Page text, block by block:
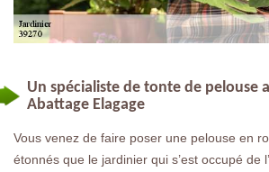
Un spécialiste de tonte de pelouse
Abattage Elagage
Vous venez de faire poser une pelouse en
étonnés que le jardinier qui s’est occupé de